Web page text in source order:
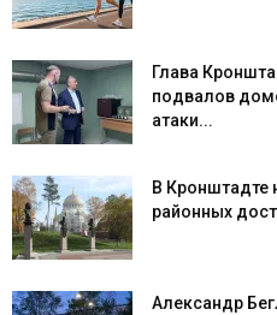
Глава
подвалов
атаки...
В Кронштадте
районных
Александр